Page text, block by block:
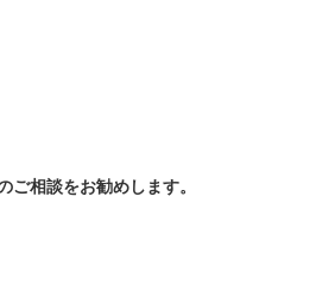
相談をお勧めします。